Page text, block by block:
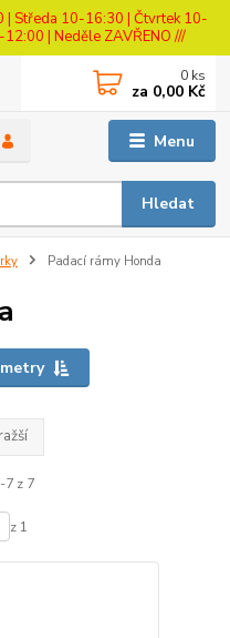
| Středa 10-16:30 | Čtvrtek 10-
| Neděle ZAVŘENO ///
Menu
Hledat
0 ks
za 0,00 Kč
Padací rámy Honda
7 z 7
z 1